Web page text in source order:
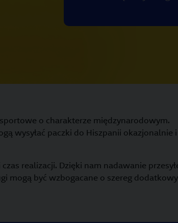
o charakterze międzynarodowym.
wysyłać paczki do Hiszpanii okazjonalnie i
realizacji. Dzięki nam nadawanie
mogą być wzbogacane o szereg